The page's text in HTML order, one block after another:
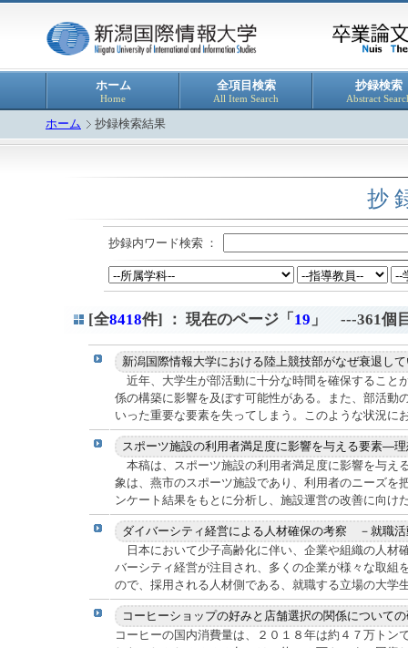
ホーム
Home
全項目検索
All Item Search
抄録検索
Abstract
ホーム 抄録検索結果
抄
抄録内ワード検索 ：
[全8418件] ： 現在のページ「 19 」 ---361個
近年、大学生が部活動に十分な時間を確保すること
係の構築に影響を及ぼす可能性がある。また、部活動
いった重要な要素を失ってしまう。このような状況に
本稿は、スポーツ施設の利用者満足度に影響を与え
象は、燕市のスポーツ施設であり、利用者のニーズを
ンケート結果をもとに分析し、施設運営の改善に向け
日本において少子高齢化に伴い、企業や組織の人材
バーシティ経営が注目され、多くの企業が様々な取組
ので、採用される人材側である、就職する立場の大学
コーヒーの国内消費量は、２０１８年は約４７万ト